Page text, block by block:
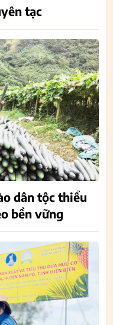
tạc
dân tộc thiểu
bền vững